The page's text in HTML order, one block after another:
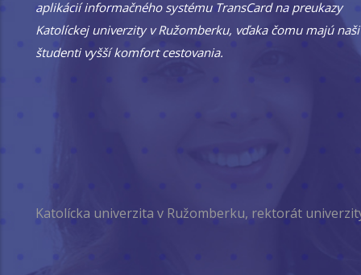
aplikácií informačného systému TransCard na preukazy
Katolíckej univerzity v Ružomberku, vďaka čomu majú naši
študenti vyšší komfort cestovania.
Katolícka univerzita v Ružomberku, rektorát univerzity